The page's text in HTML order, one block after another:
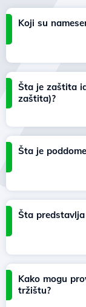
Koji su
Šta je zaštita
zaštita)?
Šta je
Šta
Kako mogu
tržištu?